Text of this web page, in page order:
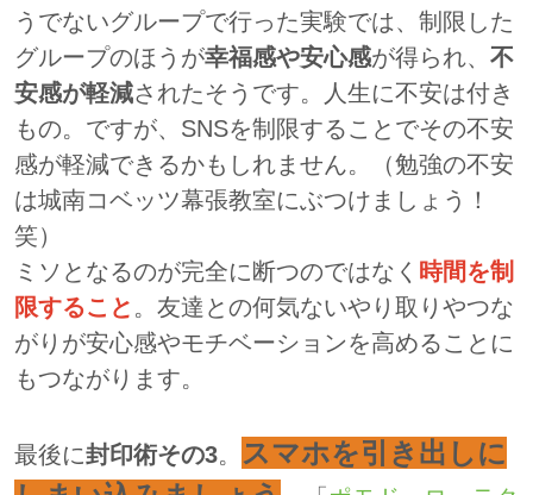
うでないグループで行った実験では、制限した
グループのほうが幸福感や安心感が得られ、 不
安感が軽減されたそうです。人生に不安は付き
もの。ですが、SNSを制限することでその不安
感が軽減できるかもしれません。（勉強の不安
は城南コベッツ幕張教室にぶつけましょう！
笑）
ミソとなるのが完全に断つのではなく 時間を制
限すること 。友達との何気ないやり取りやつな
がりが安心感やモチベーションを高めることに
もつながります。
最後に封印術その3。 スマホを引き出しに